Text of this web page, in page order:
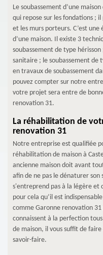
Le soubassement d’une
qui repose sur les fondations ;
et les murs porteurs. C’est
d’une maison. Il existe 3
soubassement de type
sanitaire ; le soubassement de
en travaux de soubassement
pouvez compter sur notre
votre projet sera entre de
renovation 31.
La réhabilitation de
renovation 31
Notre entreprise est qualifiée
réhabilitation de maison à
ancienne maison doit avant
afin de ne pas le dénaturer
s'entreprend pas à la légère et
pour cela qu’il est
comme Garonne renovation
connaissent à la perfection
de maison, il vous suffit de
savoir-faire.